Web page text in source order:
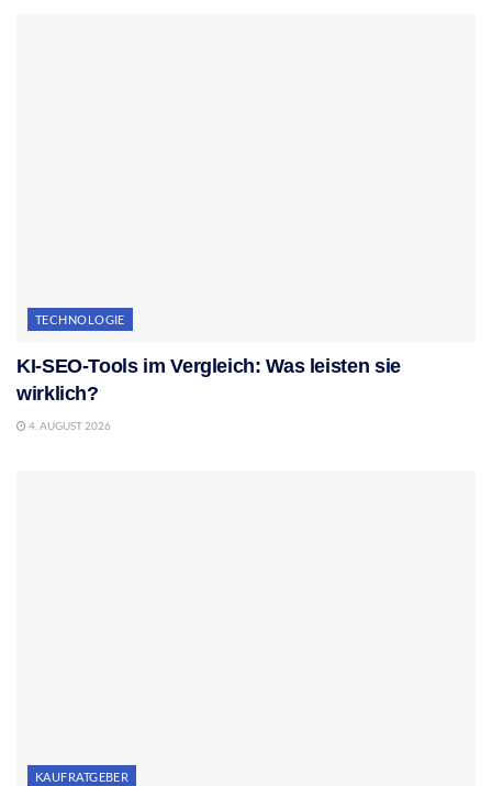
TECHNOLOGIE
KI-SEO-Tools im Vergleich: Was leisten sie
wirklich?
4. AUGUST 2026
KAUFRATGEBER